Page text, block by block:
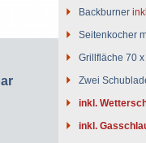
Backburner
Seitenkocher
Grillfläche 70
Zwei
inkl.
inkl.